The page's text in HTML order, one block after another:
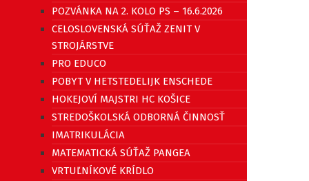
POZVÁNKA NA 2. KOLO PS – 16.6.2026
CELOSLOVENSKÁ SÚŤAŽ ZENIT V
STROJÁRSTVE
PRO EDUCO
POBYT V HETSTEDELIJK ENSCHEDE
HOKEJOVÍ MAJSTRI HC KOŠICE
STREDOŠKOLSKÁ ODBORNÁ ČINNOSŤ
IMATRIKULÁCIA
MATEMATICKÁ SÚŤAŽ PANGEA
VRTUĽNÍKOVÉ KRÍDLO